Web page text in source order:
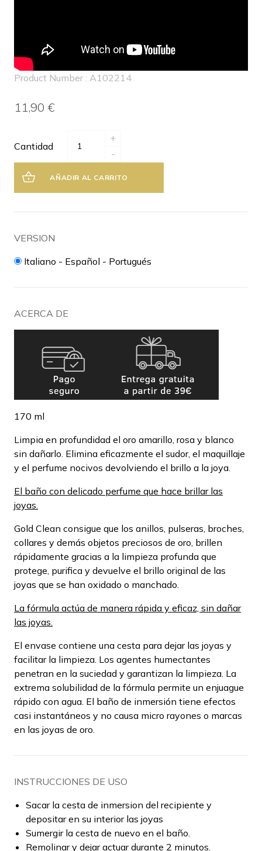
Product Number : A102214
11,90 €
Cantidad
+
-
AÑADIR AL CARRITO
VERSION
Italiano - Español - Portugués
ACERCA DE
170 ml
Limpia en profundidad el oro amarillo, rosa y blanco
sin dañarlo. Elimina eficazmente el sudor, el maquillaje
y el perfume nocivos devolviendo el brillo a la joya.
El baño con delicado perfume que hace brillar las
joyas.
Gold Clean consigue que los anillos, pulseras, broches,
collares y demás objetos preciosos de oro, brillen
rápidamente gracias a la limpieza profunda que
protege, purifica y devuelve el brillo original de las
joyas que se han oxidado o manchado.
La fórmula actúa de manera rápida y eficaz, sin dañar
las joyas.
El envase contiene una cesta para dejar las joyas y
facilitar la limpieza. Los agentes humectantes
penetran en la suciedad y garantizan la limpieza. La
extrema solubilidad de la fórmula permite un enjuague
rápido con agua. El baño de inmersión tiene efectos
casi instantáneos y no causa micro rayones o marcas
en las joyas de oro.
INSTRUCCIONES DE USO
Sacar la cesta de inmersion del recipiente y
depositar en su interior las joyas
Sumergir la cesta de nuevo en el baño.
Remolinar y dejar actuar durante 2 minutos.